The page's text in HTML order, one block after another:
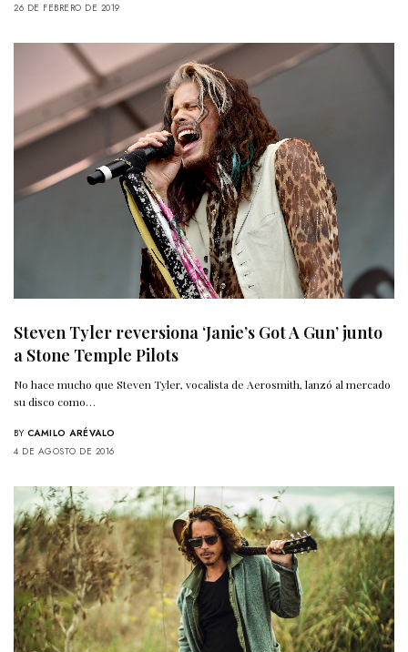
26 DE FEBRERO DE 2019
Steven Tyler reversiona ‘Janie’s Got A Gun’ junto
a Stone Temple Pilots
No hace mucho que Steven Tyler, vocalista de Aerosmith, lanzó al mercado
su disco como…
BY CAMILO ARÉVALO
4 DE AGOSTO DE 2016